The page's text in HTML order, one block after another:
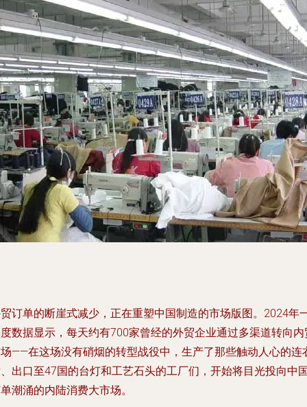
订单的断崖式减少，正在重塑中国制造的市场版图。2024年
数据显示，每天约有700家曾经的外贸企业通过多渠道转向内
——在这场没有硝烟的转型战役中，生产了那些触动人心的连
出口至47国的台灯和工艺石头的工厂们，开始将目光投向中
潮涌的内陆消费大市场。